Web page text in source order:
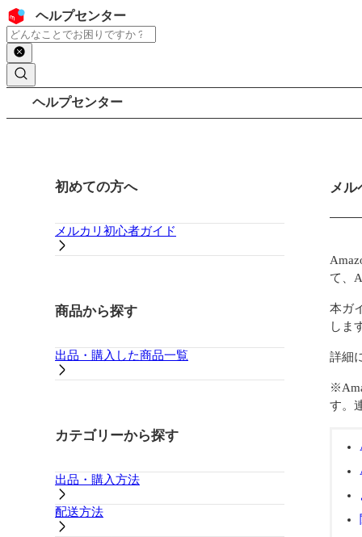
コンテンツにスキップ
ヘッダー
ヘルプセンター
検索
パンくずリスト
ヘルプセンター
サイドバー
初めての方へ
メルカリ初心者ガイド
商品から探す
出品・購入した商品一覧
カテゴリーから探す
出品・購入方法
配送方法
メイ
メル
て、
本ガ
しま
詳細
す。